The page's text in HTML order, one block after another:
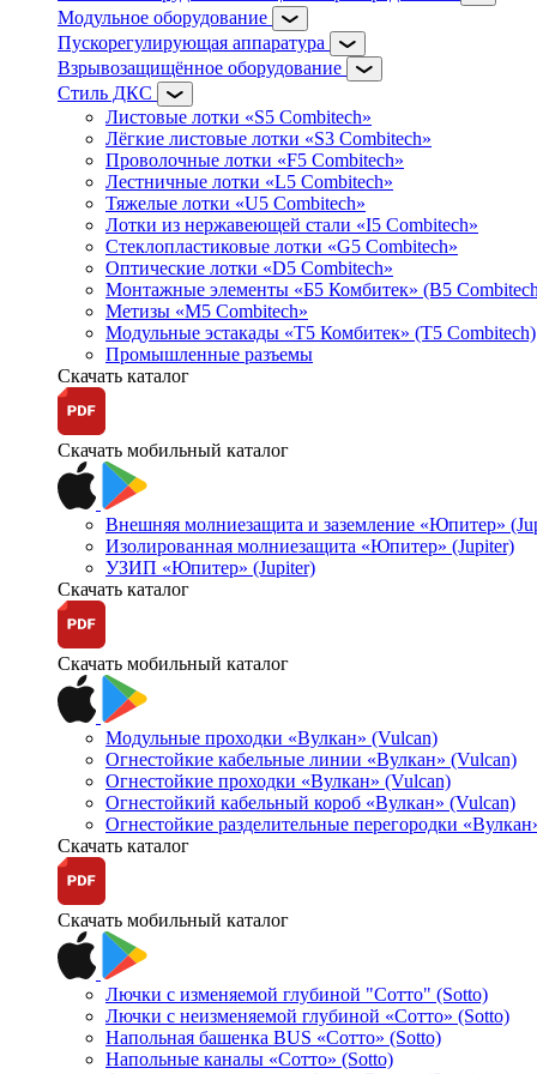
Модульное оборудование
Пускорегулирующая аппаратура
Взрывозащищённое оборудование
Стиль ДКС
Листовые лотки «S5 Combitech»
Лёгкие листовые лотки «S3 Combitech»
Проволочные лотки «F5 Combitech»
Лестничные лотки «L5 Combitech»
Тяжелые лотки «U5 Combitech»
Лотки из нержавеющей стали «I5 Combitech»
Стеклопластиковые лотки «G5 Combitech»
Оптические лотки «D5 Combitech»
Монтажные элементы «Б5 Комбитек» (B5
Метизы «M5 Combitech»
Модульные эстакады «Т5 Комбитек» (T5 Combitech)
Промышленные разъемы
Скачать каталог
Скачать мобильный каталог
Внешняя молниезащита и заземление «Юпитер»
Изолированная молниезащита «Юпитер» (Jupiter)
УЗИП «Юпитер» (Jupiter)
Скачать каталог
Скачать мобильный каталог
Модульные проходки «Вулкан» (Vulcan)
Огнестойкие кабельные линии «Вулкан» (Vulcan)
Огнестойкие проходки «Вулкан» (Vulcan)
Огнестойкий кабельный короб «Вулкан» (Vulcan)
Огнестойкие разделительные перегородки
Скачать каталог
Скачать мобильный каталог
Лючки с изменяемой глубиной "Сотто" (Sotto)
Лючки с неизменяемой глубиной «Сотто» (Sotto)
Напольная башенка BUS «Сотто» (Sotto)
Напольные каналы «Сотто» (Sotto)